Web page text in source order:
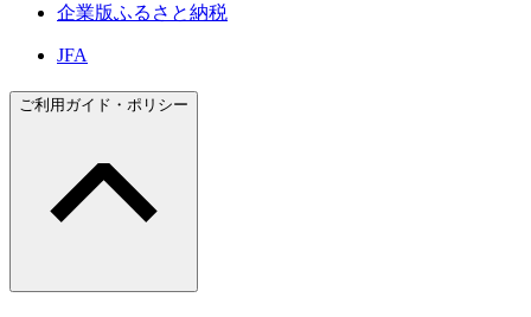
企業版ふるさと納税
JFA
ご利用ガイド・ポリシー